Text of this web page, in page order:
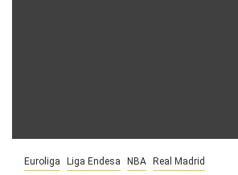
Euroliga Liga Endesa NBA Real Madrid